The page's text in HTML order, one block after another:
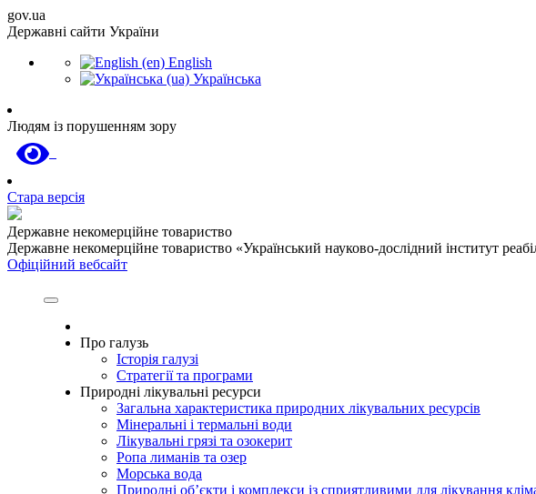
gov.ua
Державні сайти України
English
Українська
Людям із порушенням зору
Стара версія
Державне некомерційне товариство
Державне некомерційне товариство «Український науково-дослідний інститут
Офіційний вебсайт
Про галузь
Історія галузі
Стратегії та програми
Природні лікувальні ресурси
Загальна характеристика природних лікувальних ресурсів
Мінеральні і термальні води
Лікувальні грязі та озокерит
Ропа лиманів та озер
Морська вода
Природні об’єкти і комплекси із сприятливими для лікування